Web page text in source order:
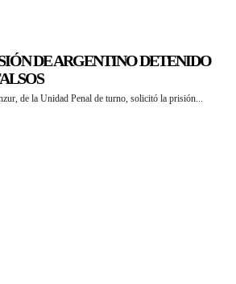
DE ARGENTINO DETENIDO
de la Unidad Penal de turno, solicitó la prisión...